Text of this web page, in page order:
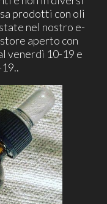
prodotti con oli
nel nostro e-
aperto con
venerdì 10-19 e